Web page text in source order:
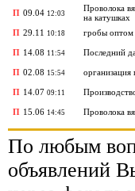
П 09.04 12:03
Проволока
на катушках
П 29.11 10:18 гробы оптом
П 14.08 11:54 Последний
П 02.08 15:54 организация
П 14.07 09:11
П 15.06 14:45 Проволока
По любым
объявлений